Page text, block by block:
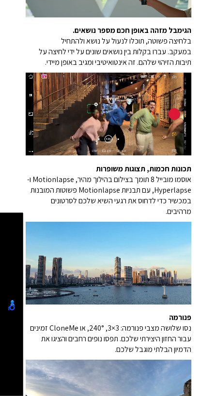
הגימבל מזהה באופן חכם מספר נושאים.
בלחיצה פשוטה, תוכלו לנעול על נושא ולהתחיל
במעקב. עברו בקלות בין נושאים שונים על ידי לחיצה על
תיבות הזיהוי שלהם. זה אינטואיטיבי ומגיב באופן מיידי.
תכונות חכמות, תצוגות משופרות
אוסמו מובייל 8 תומך בצילום בהילוך מהיר, Motionlapse ו-
Hyperlapse, עם תבניות Motionlapse פשוטות המובנות
במכשיר כדי לדחוס את רגעי השיא שלכם לסרטונים
מרהיבים.
פנורמה
נסו שלושה מצבי פנורמה: 3×3, 240°, או CloneMe זמינים
עבור החזון היצירתי שלכם. תפסו נופים רחבים והציגו את
הדמיון הבלתי מוגבל שלכם.